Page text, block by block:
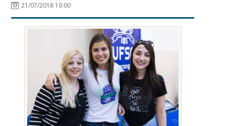
21/07/2018 10:00